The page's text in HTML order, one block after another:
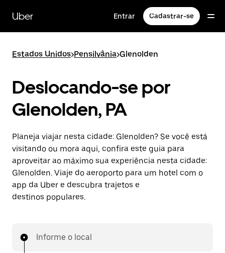
para
conteúdo
Uber Entrar Cadastrar-se
Estados Unidos>Pensilvânia>Glenolden
Deslocando-se por
Glenolden, PA
Planeja viajar nesta cidade: Glenolden? Se você está
visitando ou mora aqui, confira este guia para
aproveitar ao máximo sua experiência nesta cidade:
Glenolden. Viaje do aeroporto para um hotel com o
app da Uber e descubra trajetos e
destinos populares.
Informe o local